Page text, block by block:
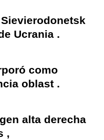
Sievierodonetsk
Ucrania .
como
oblast .
alta derecha
,